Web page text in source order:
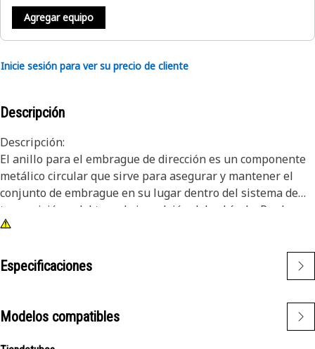
Agregar equipo
Inicie sesión para ver su precio de cliente
Descripción
Descripción:
El anillo para el embrague de dirección es un componente
metálico circular que sirve para asegurar y mantener el
conjunto de embrague en su lugar dentro del sistema de
transmisión o del tren de impulsión del vehículo. Por lo
general, se instala en una ranura o hueco en la caja o el
los componentes del embrague, lo que evita que se
desprendan o se deshagan durante el funcionamiento.
Atributos:
• Soporta las demandas del conjunto de embrague y
proporciona una retención segura.
Especificaciones
Modelos compatibles